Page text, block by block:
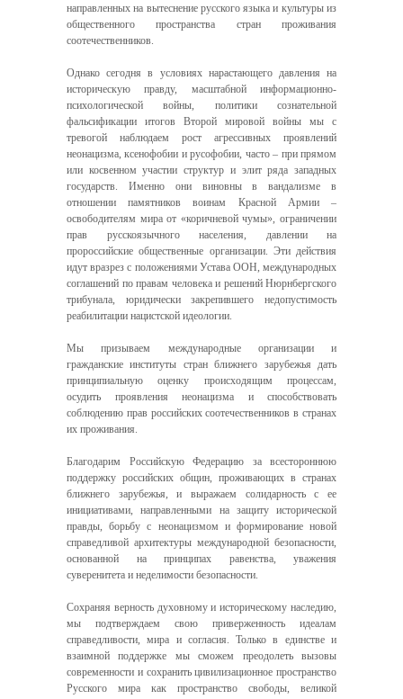
направленных на вытеснение русского языка и культуры из
общественного пространства стран проживания
соотечественников.
Однако сегодня в условиях нарастающего давления на
историческую правду, масштабной информационно-
психологической войны, политики сознательной
фальсификации итогов Второй мировой войны мы с
тревогой наблюдаем рост агрессивных проявлений
неонацизма, ксенофобии и русофобии, часто – при прямом
или косвенном участии структур и элит ряда западных
государств. Именно они виновны в вандализме в
отношении памятников воинам Красной Армии –
освободителям мира от «коричневой чумы», ограничении
прав русскоязычного населения, давлении на
пророссийские общественные организации. Эти действия
идут вразрез с положениями Устава ООН, международных
соглашений по правам человека и решений Нюрнбергского
трибунала, юридически закрепившего недопустимость
реабилитации нацистской идеологии.
Мы призываем международные организации и
гражданские институты стран ближнего зарубежья дать
принципиальную оценку происходящим процессам,
осудить проявления неонацизма и способствовать
соблюдению прав российских соотечественников в странах
их проживания.
Благодарим Российскую Федерацию за всестороннюю
поддержку российских общин, проживающих в странах
ближнего зарубежья, и выражаем солидарность с ее
инициативами, направленными на защиту исторической
правды, борьбу с неонацизмом и формирование новой
справедливой архитектуры международной безопасности,
основанной на принципах равенства, уважения
суверенитета и неделимости безопасности.
Сохраняя верность духовному и историческому наследию,
мы подтверждаем свою приверженность идеалам
справедливости, мира и согласия. Только в единстве и
взаимной поддержке мы сможем преодолеть вызовы
современности и сохранить цивилизационное пространство
Русского мира как пространство свободы, великой